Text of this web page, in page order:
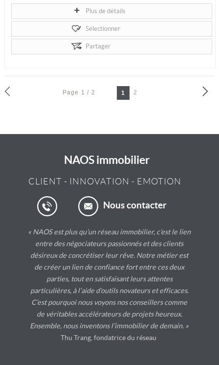
Il se compose de trois chambres, d'une...
Plus de détails
Sélectionner
Partager
Page 1 / 2 1 2
NAOS immobilier
CLIENT - INNOVATION - EMOTION
Nous contacter
« NAOS est plus qu’un réseau immobilier, c’est le lien
entre des négociateurs passionnés et des clients
désireux de concrétiser leur rêve. Notre métier est
de créer un lien de confiance fort entre ces deux
parties, tout en satisfaisant leurs attentes
particulières, à l’aide d’outils novateurs et efficaces.
C’est pourquoi nous voyons nos conseillers comme
de véritables accélérateurs de projets heureux.
Ensemble, nous inventons l’immobilier de demain. »
Thu Trang, fondatrice du réseau